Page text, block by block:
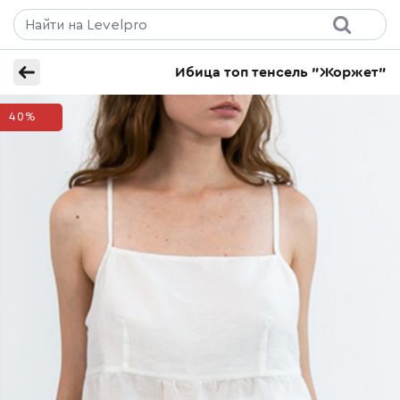
Ибица топ тенсель "Жоржет"
40%